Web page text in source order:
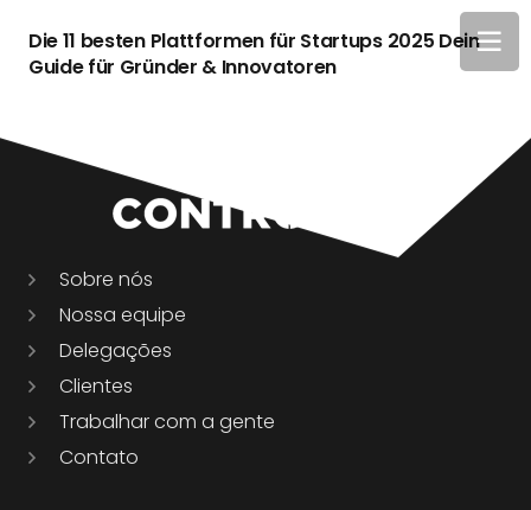
Die 11 besten Plattformen für Startups 2025 Dein
Guide für Gründer & Innovatoren
Sobre nós
Nossa equipe
Delegações
Clientes
Trabalhar com a gente
Contato